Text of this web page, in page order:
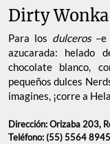
Dirty
Para los dulceros–e
azucarada:
chocolate blanco,
pequeños dulces
imagines, ¡corre a
Dirección: Orizaba 203,
Teléfono: (55) 5564 8945